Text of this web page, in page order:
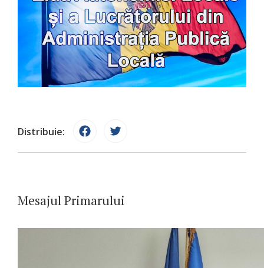
Distribuie:
Mesajul Primarului